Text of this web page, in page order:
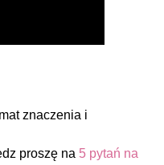
znaczenia i
proszę na 5 pytań na